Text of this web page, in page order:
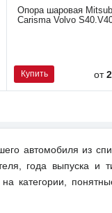
Опора шаровая
Carisma Volvo
Купить от
автомобиля из
года выпуска и
категории,